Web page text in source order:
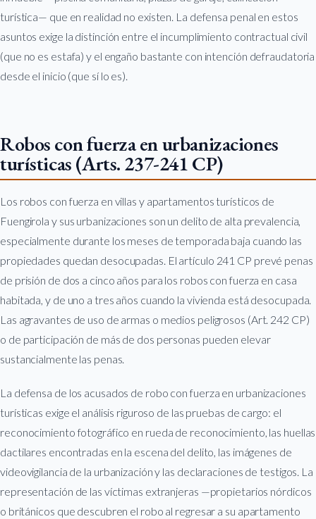
turística— que en realidad no existen. La defensa penal en estos
asuntos exige la distinción entre el incumplimiento contractual civil
(que no es estafa) y el engaño bastante con intención defraudatoria
desde el inicio (que sí lo es).
Robos con fuerza en urbanizaciones
turísticas (Arts. 237-241 CP)
Los robos con fuerza en villas y apartamentos turísticos de
Fuengirola y sus urbanizaciones son un delito de alta prevalencia,
especialmente durante los meses de temporada baja cuando las
propiedades quedan desocupadas. El artículo 241 CP prevé penas
de prisión de dos a cinco años para los robos con fuerza en casa
habitada, y de uno a tres años cuando la vivienda está desocupada.
Las agravantes de uso de armas o medios peligrosos (Art. 242 CP)
o de participación de más de dos personas pueden elevar
sustancialmente las penas.
La defensa de los acusados de robo con fuerza en urbanizaciones
turísticas exige el análisis riguroso de las pruebas de cargo: el
reconocimiento fotográfico en rueda de reconocimiento, las huellas
dactilares encontradas en la escena del delito, las imágenes de
videovigilancia de la urbanización y las declaraciones de testigos. La
representación de las víctimas extranjeras —propietarios nórdicos
o británicos que descubren el robo al regresar a su apartamento